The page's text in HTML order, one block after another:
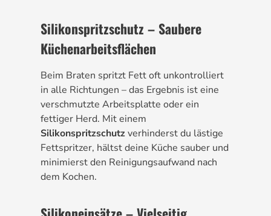
Silikonspritzschutz – Saubere
Küchenarbeitsflächen
Beim Braten spritzt Fett oft unkontrolliert
in alle Richtungen – das Ergebnis ist eine
verschmutzte Arbeitsplatte oder ein
fettiger Herd. Mit einem
Silikonspritzschutzverhinderst du lästige
Fettspritzer, hältst deine Küche sauber und
minimierst den Reinigungsaufwand nach
dem Kochen.